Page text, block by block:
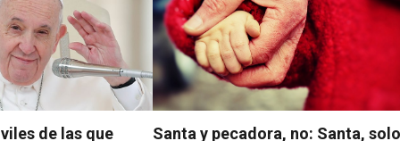
de las que Santa y pecadora, no: Santa,